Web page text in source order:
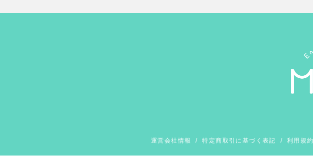
運営会社情報 /特定商取引に基づく表記 / 利用規約